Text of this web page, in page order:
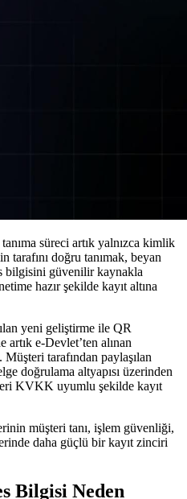
süreci artık yalnızca kimlik
tarafını doğru tanımak, beyan
bilgisini güvenilir kaynakla
hazır şekilde kayıt altına
yeni geliştirme ile QR
e-Devlet’ten alınan
tarafından paylaşılan
doğrulama altyapısı üzerinden
KVKK uyumlu şekilde kayıt
müşteri tanı, işlem güvenliği,
daha güçlü bir kayıt zinciri
Bilgisi Neden